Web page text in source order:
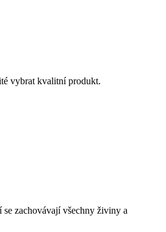
vybrat kvalitní produkt.
zachovávají všechny živiny a